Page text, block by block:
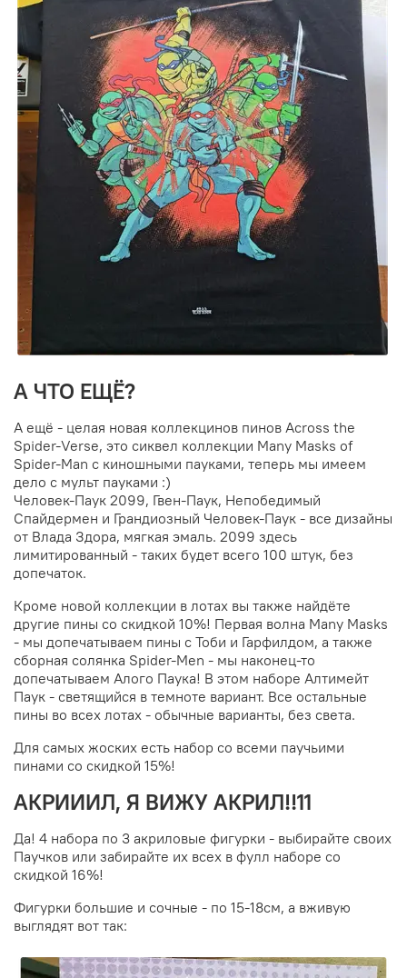
А ЧТО ЕЩЁ?
А ещё - целая новая коллекцинов пинов Across the
Spider-Verse, это сиквел коллекции Many Masks of
Spider-Man с киношными пауками, теперь мы имеем
дело с мульт пауками :)
Человек-Паук 2099, Гвен-Паук, Непобедимый
Спайдермен и Грандиозный Человек-Паук - все дизайны
от Влада Здора, мягкая эмаль. 2099 здесь
лимитированный - таких будет всего 100 штук, без
допечаток.
Кроме новой коллекции в лотах вы также найдёте
другие пины со скидкой 10%! Первая волна Many Masks
- мы допечатываем пины с Тоби и Гарфилдом, а также
сборная солянка Spider-Men - мы наконец-то
допечатываем Алого Паука! В этом наборе Алтимейт
Паук - светящийся в темноте вариант. Все остальные
пины во всех лотах - обычные варианты, без света.
Для самых жоских есть набор со всеми паучьими
пинами со скидкой 15%!
АКРИИИЛ, Я ВИЖУ АКРИЛ!!11
Да! 4 набора по 3 акриловые фигурки - выбирайте своих
Паучков или забирайте их всех в фулл наборе со
скидкой 16%!
Фигурки большие и сочные - по 15-18см, а вживую
выглядят вот так: